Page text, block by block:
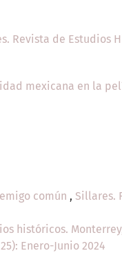
Revista de Estudios
mexicana en la
común , Sillares.
históricos.
Enero-Junio 2024